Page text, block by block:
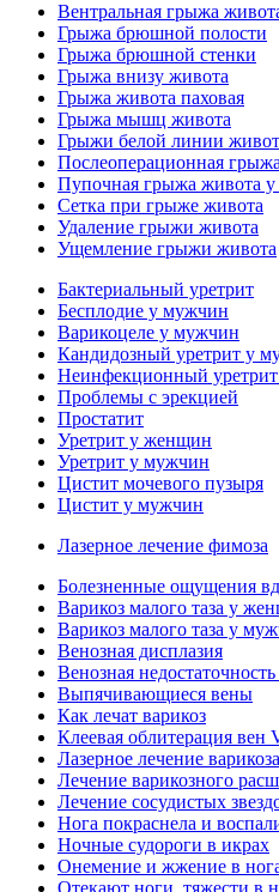
Вентральная грыжа
Грыжа брюшной полости
Грыжа брюшной стенки
Грыжа внизу живота
Грыжа живота паховая
Грыжа мышц живота
Грыжи белой линии
Послеоперационная
Пупочная грыжа живота у
Сетка при грыже живота
Удаление грыжи живота
Ущемление грыжи живота
Бактериальный уретрит
Бесплодие у мужчин
Варикоцеле у мужчин
Кандидозный уретрит у
Неинфекционный
Проблемы с эрекцией
Простатит
Уретрит у женщин
Уретрит у мужчин
Цистит мочевого пузыря
Цистит у мужчин
Лазерное лечение фимоза
Болезненные ощущения
Варикоз малого таза у
Варикоз малого таза у
Венозная дисплазия
Венозная
Выпячивающиеся вены
Как лечат варикоз
Клеевая облитерация вен
Лазерное лечение
Лечение варикозного
Лечение сосудистых
Нога покраснела и
Ночные судороги в икрах
Онемение и жжение в
Отекают ноги, тяжести в